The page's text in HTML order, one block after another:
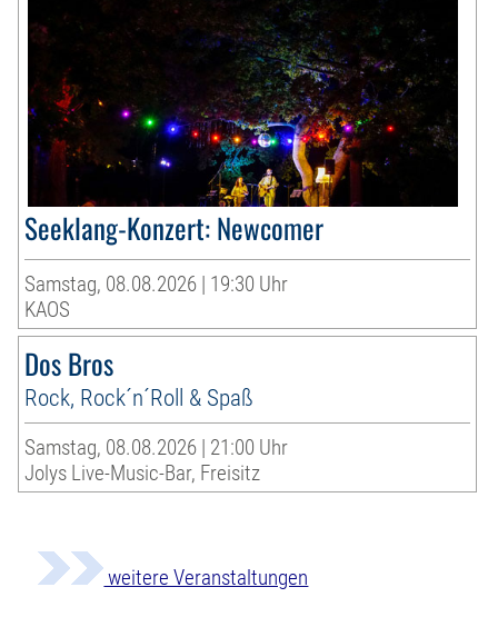
Seeklang-Konzert: Newcomer
Samstag, 08.08.2026 | 19:30 Uhr
KAOS
Dos Bros
Rock, Rock´n´Roll & Spaß
Samstag, 08.08.2026 | 21:00 Uhr
Jolys Live-Music-Bar, Freisitz
weitere Veranstaltungen